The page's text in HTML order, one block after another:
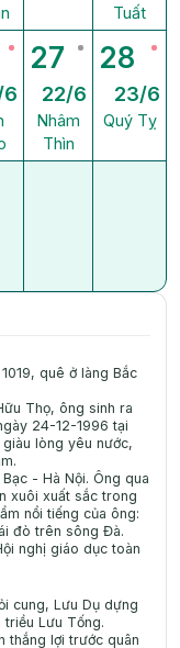
Tuất
6
27
22/6
Nhâm
Thìn
28
23/6
Quý Tỵ
quê ở làng Bắc
Thọ, ông sinh ra
24-12-1996 tại
lòng yêu nước,
- Hà Nội. Ông qua
xuôi xuất sắc trong
nổi tiếng của ông:
đò trên sông Đà.
nghị giáo dục toàn
cung, Lưu Dụ dựng
Lưu Tống.
thắng lợi trước quân